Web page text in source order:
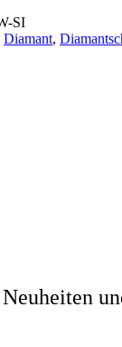
SI
Diamant,